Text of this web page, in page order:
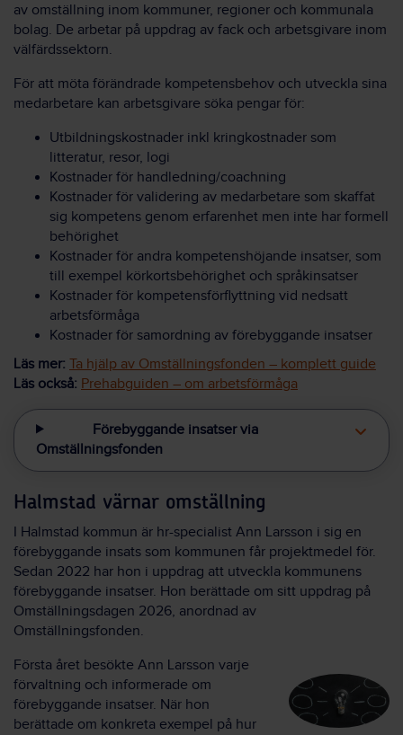
av omställning inom kommuner, regioner och kommunala
bolag. De arbetar på uppdrag av fack och arbetsgivare inom
välfärdssektorn.
För att möta förändrade kompetensbehov och utveckla sina
medarbetare kan arbetsgivare söka pengar för:
Utbildningskostnader inkl kringkostnader som
litteratur, resor, logi
Kostnader för handledning/coachning
Kostnader för validering av medarbetare som skaffat
sig kompetens genom erfarenhet men inte har formell
behörighet
Kostnader för andra kompetenshöjande insatser, som
till exempel körkortsbehörighet och språkinsatser
Kostnader för kompetensförflyttning vid nedsatt
arbetsförmåga
Kostnader för samordning av förebyggande insatser
Läs mer: Ta hjälp av Omställningsfonden – komplett guide
Läs också: Prehabguiden – om arbetsförmåga
Förebyggande insatser via
Omställningsfonden
Halmstad värnar omställning
I Halmstad kommun är hr-specialist Ann Larsson i sig en
förebyggande insats som kommunen får projektmedel för.
Sedan 2022 har hon i uppdrag att utveckla kommunens
förebyggande insatser. Hon berättade om sitt uppdrag på
Omställningsdagen 2026, anordnad av
Omställningsfonden.
Första året besökte Ann Larsson varje
förvaltning och informerade om
förebyggande insatser. När hon
berättade om konkreta exempel på hur